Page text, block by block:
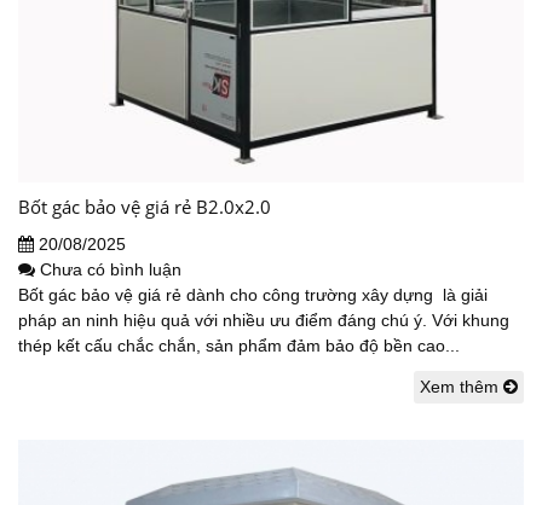
Bốt gác bảo vệ giá rẻ B2.0x2.0
20/08/2025
Chưa có bình luận
Bốt gác bảo vệ giá rẻ dành cho công trường xây dựng là giải
pháp an ninh hiệu quả với nhiều ưu điểm đáng chú ý. Với khung
thép kết cấu chắc chắn, sản phẩm đảm bảo độ bền cao...
Xem thêm